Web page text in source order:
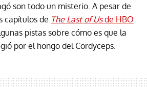
son todo un misterio. A pesar de
capítulos de The Last of Usde HBO
pistas sobre cómo es que la
por el hongo del Cordyceps.